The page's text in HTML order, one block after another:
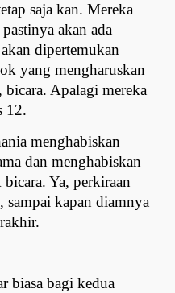
saja kan. Mereka
akan ada
dipertemukan
yang mengharuskan
Apalagi mereka
12.
menghabiskan
dan menghabiskan
Ya, perkiraan
sampai kapan diamnya
biasa bagi kedua